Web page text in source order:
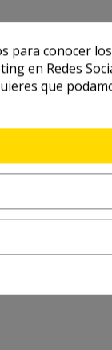
para conocer
en Redes
que